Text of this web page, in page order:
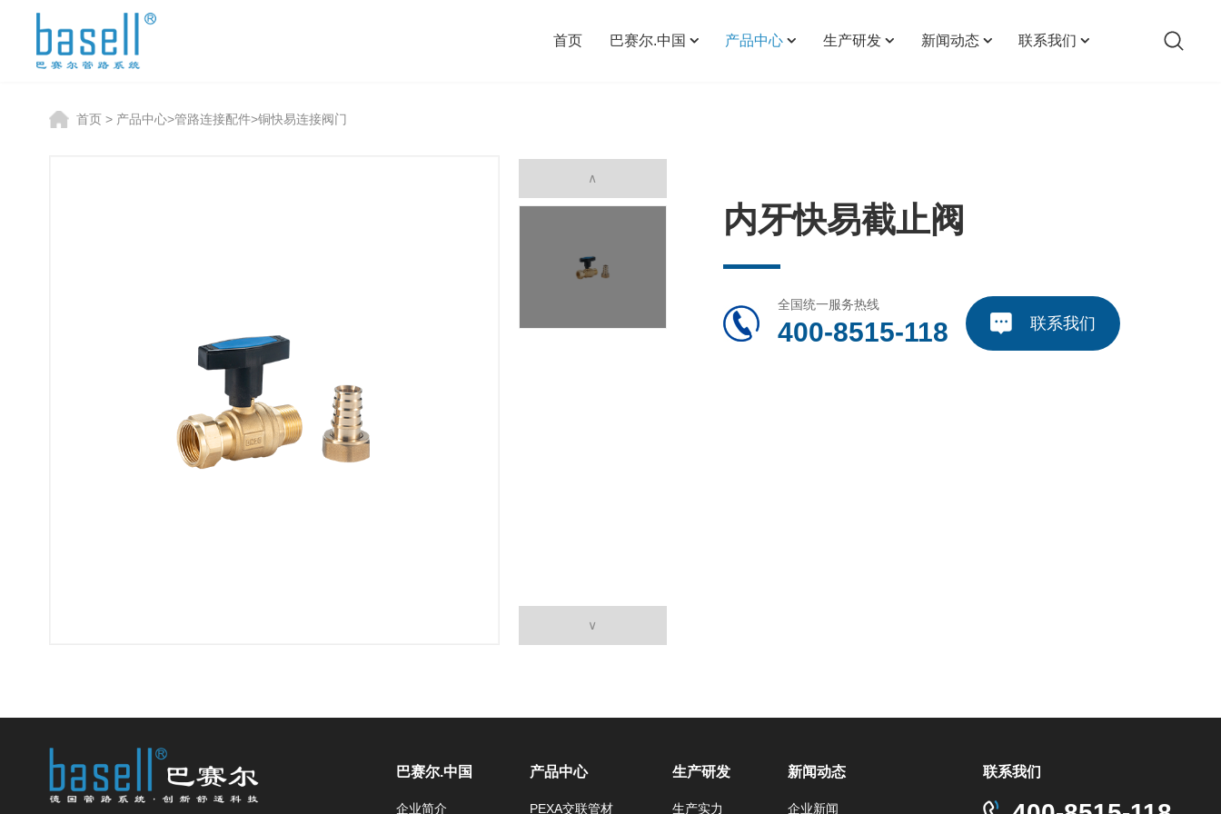
首页 巴赛尔.中国
品牌理念
产品中心
PEXC地暖管材
管路配套配件
管路连接配件
生产研发 新闻动态 联系我们
首页> 产品中心>管路连接配件>铜快易连接阀门
内牙快易截止阀
全国统一服务热线
400-8515-118 联系我们
巴赛尔.中国
企业简介
产品中心
PEXA交联管材
生产研发
生产实力
新闻动态
企业新闻
联系我们